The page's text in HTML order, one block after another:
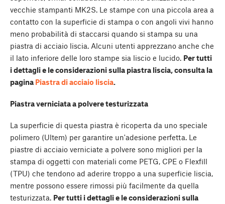
vecchie stampanti MK2S. Le stampe con una piccola area a
contatto con la superficie di stampa o con angoli vivi hanno
meno probabilità di staccarsi quando si stampa su una
piastra di acciaio liscia. Alcuni utenti apprezzano anche che
il lato inferiore delle loro stampe sia liscio e lucido. Per tutti
i dettagli e le considerazioni sulla piastra liscia, consulta la
pagina Piastra di acciaio liscia.
Piastra verniciata a polvere testurizzata
La superficie di questa piastra è ricoperta da uno speciale
polimero (Ultem) per garantire un'adesione perfetta. Le
piastre di acciaio verniciate a polvere sono migliori per la
stampa di oggetti con materiali come PETG, CPE o Flexfill
(TPU) che tendono ad aderire troppo a una superficie liscia,
mentre possono essere rimossi più facilmente da quella
testurizzata. Per tutti i dettagli e le considerazioni sulla